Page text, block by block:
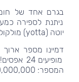
בגרם אחד של
יוטה (yotta) מולקולות. מהם 3 יוטה-מולקולות?
המספר: 3,000,000,000,000,000,000,000,000.